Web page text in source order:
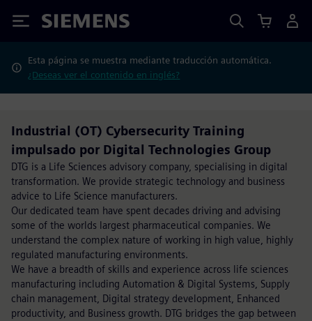
Siemens
Esta página se muestra mediante traducción automática.
¿Deseas ver el contenido en inglés?
Industrial (OT) Cybersecurity Training
impulsado por Digital Technologies Group
DTG is a Life Sciences advisory company, specialising in digital
transformation. We provide strategic technology and business
advice to Life Science manufacturers.
Our dedicated team have spent decades driving and advising
some of the worlds largest pharmaceutical companies. We
understand the complex nature of working in high value, highly
regulated manufacturing environments.
We have a breadth of skills and experience across life sciences
manufacturing including Automation & Digital Systems, Supply
chain management, Digital strategy development, Enhanced
productivity, and Business growth. DTG bridges the gap between